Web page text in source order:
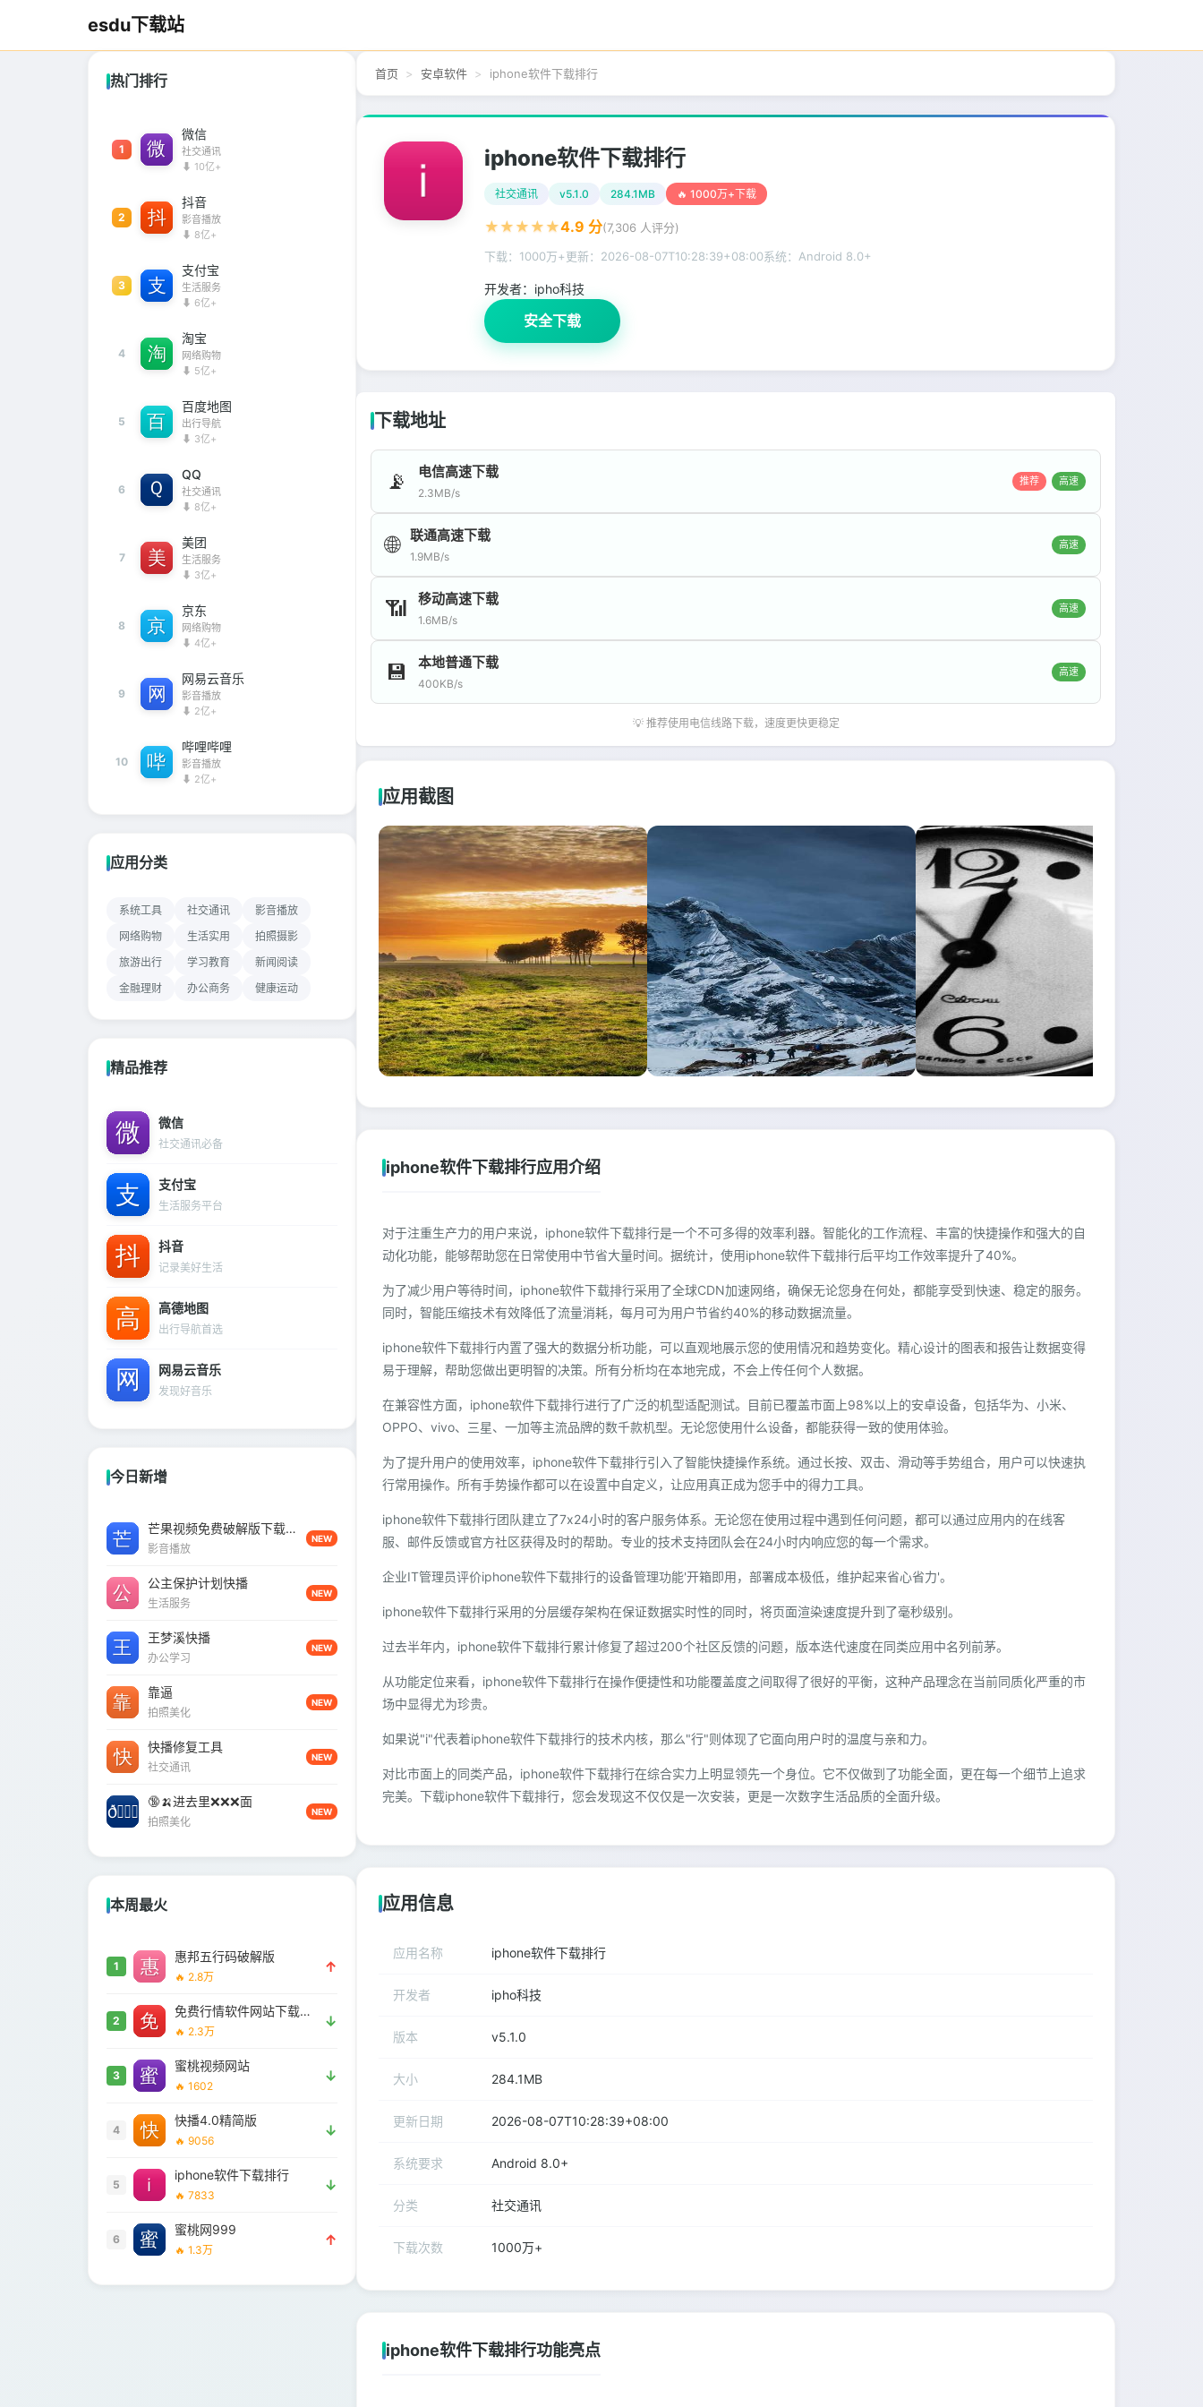
esdu下载站
热门排行
1
微信
社交通讯
⬇ 10亿+
2
抖音
影音播放
⬇ 8亿+
3
支付宝
生活服务
⬇ 6亿+
4
淘宝
网络购物
⬇ 5亿+
5
百度地图
出行导航
⬇ 3亿+
6
QQ
社交通讯
⬇ 8亿+
7
美团
生活服务
⬇ 3亿+
8
京东
网络购物
⬇ 4亿+
9
网易云音乐
影音播放
⬇ 2亿+
10
哔哩哔哩
影音播放
⬇ 2亿+
应用分类
系统工具 社交通讯
影音播放
网络购物
生活实用
拍照摄影
旅游出行
学习教育
新闻阅读
金融理财
办公商务 健康运动
精品推荐
微信
社交通讯必备
支付宝
生活服务平台
抖音
记录美好生活
高德地图
出行导航首选
网易云音乐
发现好音乐
今日新增
芒果视频免费破解版下载并安装
影音播放
NEW
公主保护计划快播
生活服务
NEW
王梦溪快播
办公学习
NEW
靠逼
拍照美化
NEW
快播修复工具
社交通讯
NEW
🔞🍌进去里❌❌❌面
拍照美化
NEW
本周最火
1
惠邦五行码破解版
🔥 2.8万
↑
2
免费行情软件网站下载大全安全吗
🔥 2.3万
↓
3
蜜桃视频网站
🔥 1602
↓
4
快播4.0精简版
🔥 9056
↓
5
iphone软件下载排行
🔥 7833
↓
6
蜜桃网999
🔥 1.3万
↑
首页 安卓软件 iphone软件下载排行
iphone软件下载排行
社交通讯 v5.1.0 284.1MB 🔥 1000万+下载
★ ★ ★ ★ ★4.9 分(7,306 人评分)
下载：1000万+更新： 2026-08-07T10:28:39+08:00系统：Android 8.0+
开发者： ipho科技
安全下载
下载地址
📡 电信高速下载
2.3MB/s
推荐 高速
🌐 联通高速下载
1.9MB/s
高速
📶 移动高速下载
1.6MB/s
高速
💾 本地普通下载
400KB/s
高速
💡 推荐使用电信线路下载，速度更快更稳定
应用截图
iphone软件下载排行应用介绍
对于注重生产力的用户来说，iphone软件下载排行是一个不可多得的效率利器。智能化的工作流程、丰富的快捷操作和强大的自
动化功能，能够帮助您在日常使用中节省大量时间。据统计，使用iphone软件下载排行后平均工作效率提升了40%。
为了减少用户等待时间，iphone软件下载排行采用了全球CDN加速网络，确保无论您身在何处，都能享受到快速、稳定的服务。
同时，智能压缩技术有效降低了流量消耗，每月可为用户节省约40%的移动数据流量。
iphone软件下载排行内置了强大的数据分析功能，可以直观地展示您的使用情况和趋势变化。精心设计的图表和报告让数据变得
易于理解，帮助您做出更明智的决策。所有分析均在本地完成，不会上传任何个人数据。
在兼容性方面，iphone软件下载排行进行了广泛的机型适配测试。目前已覆盖市面上98%以上的安卓设备，包括华为、小米、
OPPO、vivo、三星、一加等主流品牌的数千款机型。无论您使用什么设备，都能获得一致的使用体验。
为了提升用户的使用效率，iphone软件下载排行引入了智能快捷操作系统。通过长按、双击、滑动等手势组合，用户可以快速执
行常用操作。所有手势操作都可以在设置中自定义，让应用真正成为您手中的得力工具。
iphone软件下载排行团队建立了7x24小时的客户服务体系。无论您在使用过程中遇到任何问题，都可以通过应用内的在线客
服、邮件反馈或官方社区获得及时的帮助。专业的技术支持团队会在24小时内响应您的每一个需求。
企业IT管理员评价iphone软件下载排行的设备管理功能'开箱即用，部署成本极低，维护起来省心省力'。
iphone软件下载排行采用的分层缓存架构在保证数据实时性的同时，将页面渲染速度提升到了毫秒级别。
过去半年内，iphone软件下载排行累计修复了超过200个社区反馈的问题，版本迭代速度在同类应用中名列前茅。
从功能定位来看，iphone软件下载排行在操作便捷性和功能覆盖度之间取得了很好的平衡，这种产品理念在当前同质化严重的市
场中显得尤为珍贵。
如果说"i"代表着iphone软件下载排行的技术内核，那么"行"则体现了它面向用户时的温度与亲和力。
对比市面上的同类产品，iphone软件下载排行在综合实力上明显领先一个身位。它不仅做到了功能全面，更在每一个细节上追求
完美。下载iphone软件下载排行，您会发现这不仅仅是一次安装，更是一次数字生活品质的全面升级。
应用信息
应用名称 iphone软件下载排行
开发者 ipho科技
版本 v5.1.0
大小 284.1MB
更新日期 2026-08-07T10:28:39+08:00
系统要求 Android 8.0+
分类 社交通讯
下载次数 1000万+
iphone软件下载排行功能亮点